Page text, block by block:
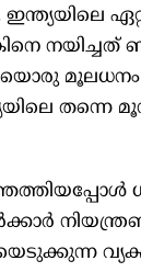
നയിച്ചത്
തന്നെ